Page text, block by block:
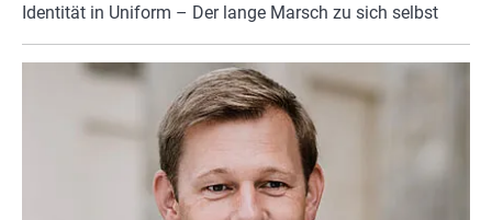
Identität in Uniform – Der lange Marsch zu sich selbst